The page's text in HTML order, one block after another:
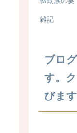
雑記
ブロ
す。
びま